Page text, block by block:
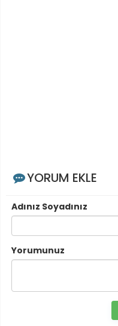
YORUM EKLE
Adınız Soyadınız
Yorumunuz